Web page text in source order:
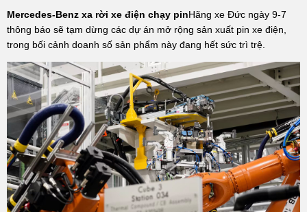
Mercedes-Benz xa rời xe điện chạy pinHãng xe Đức ngày 9-7
thông báo sẽ tạm dừng các dự án mở rộng sản xuất pin xe điện,
trong bối cảnh doanh số sản phẩm này đang hết sức trì trệ.